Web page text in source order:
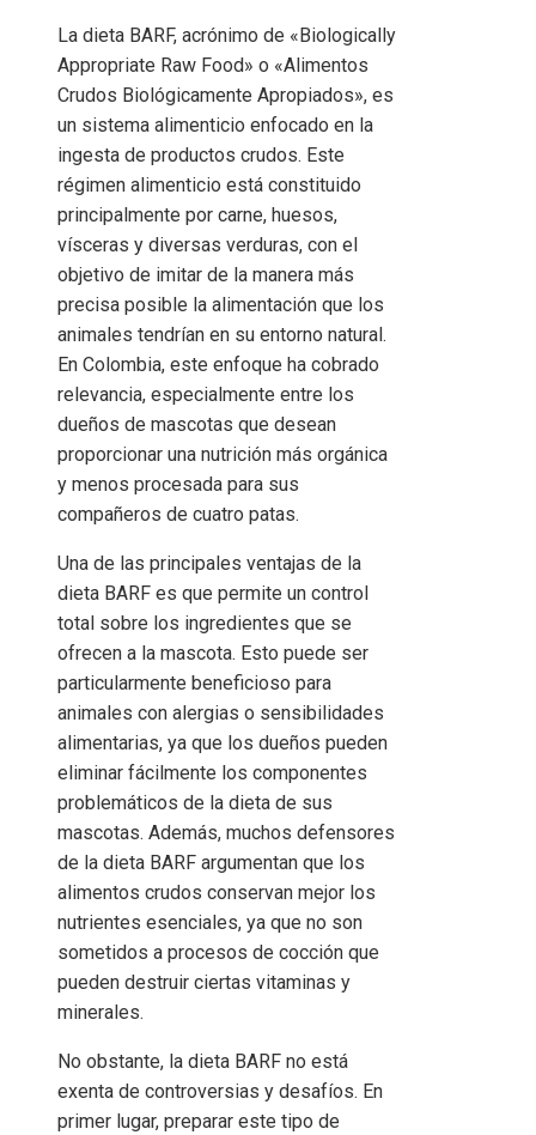
La dieta BARF, acrónimo de «Biologically
Appropriate Raw Food» o «Alimentos
Crudos Biológicamente Apropiados», es
un sistema alimenticio enfocado en la
ingesta de productos crudos. Este
régimen alimenticio está constituido
principalmente por carne, huesos,
vísceras y diversas verduras, con el
objetivo de imitar de la manera más
precisa posible la alimentación que los
animales tendrían en su entorno natural.
En Colombia, este enfoque ha cobrado
relevancia, especialmente entre los
dueños de mascotas que desean
proporcionar una nutrición más orgánica
y menos procesada para sus
compañeros de cuatro patas.
Una de las principales ventajas de la
dieta BARF es que permite un control
total sobre los ingredientes que se
ofrecen a la mascota. Esto puede ser
particularmente beneficioso para
animales con alergias o sensibilidades
alimentarias, ya que los dueños pueden
eliminar fácilmente los componentes
problemáticos de la dieta de sus
mascotas. Además, muchos defensores
de la dieta BARF argumentan que los
alimentos crudos conservan mejor los
nutrientes esenciales, ya que no son
sometidos a procesos de cocción que
pueden destruir ciertas vitaminas y
minerales.
No obstante, la dieta BARF no está
exenta de controversias y desafíos. En
primer lugar, preparar este tipo de